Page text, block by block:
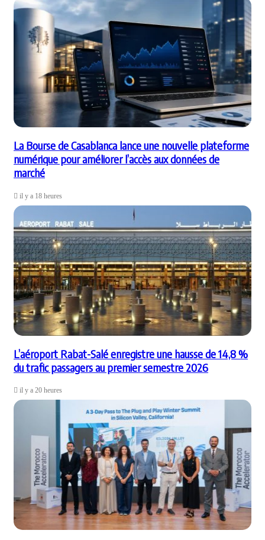
La Bourse de Casablanca lance une nouvelle plateforme
numérique pour améliorer l’accès aux données de
marché
il y a 18 heures
L’aéroport Rabat-Salé enregistre une hausse de 14,8 %
du trafic passagers au premier semestre 2026
il y a 20 heures